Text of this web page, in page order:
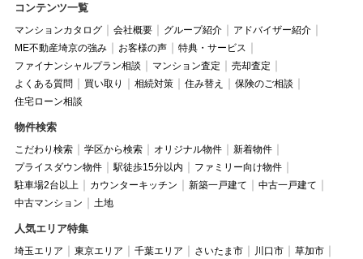
コンテンツ一覧
マンションカタログ 会社概要 グループ紹介
アドバイザー紹介
ME不動産埼京の強み
お客様の声
特典・サービス
ファイナンシャルプラン相談
マンション査定
売却査定
よくある質問
買い取り 相続対策 住み替え
保険のご相談
住宅ローン相談
物件検索
こだわり検索 学区から検索 オリジナル物件
新着物件
プライスダウン物件
駅徒歩15分以内
ファミリー向け物件
駐車場2台以上
カウンターキッチン 新築一戸建て
中古一戸建て
中古マンション
土地
人気エリア特集
埼玉エリア 東京エリア 千葉エリア さいたま市 川口市
草加市